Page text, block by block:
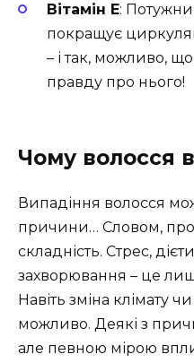
Вітамін E:
покращує
– і так, можливо,
правду про нього!
Чому волосся
Випадіння волосся
причини… Словом,
складність. Стрес,
захворювання – це
Навіть зміна клімату
можливо. Деякі з
але певною мірою